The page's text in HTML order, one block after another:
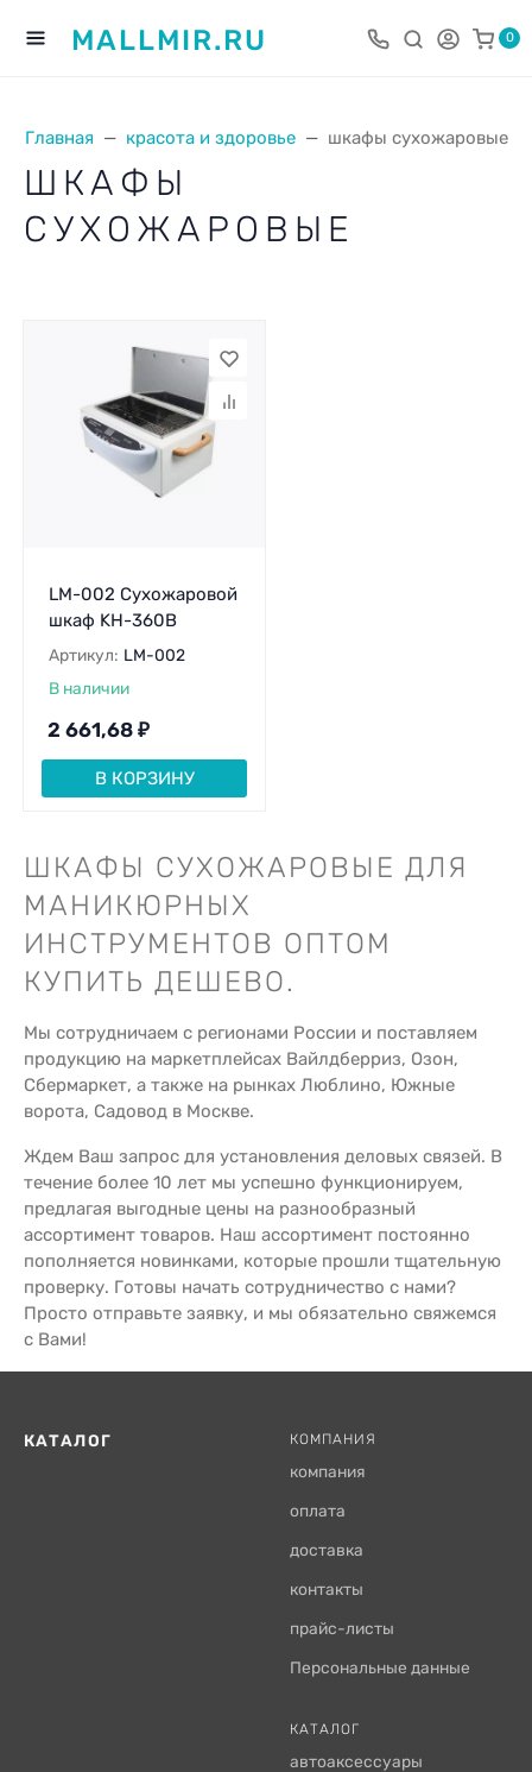
MALLMIR.RU 0
Главная красота и здоровье шкафы сухожаровые
ШКАФЫ
СУХОЖАРОВЫЕ
LM-002 Сухожаровой
шкаф KH-360B
Артикул: LM-002
В наличии
2 661,68 ₽
В КОРЗИНУ
ШКАФЫ СУХОЖАРОВЫЕ ДЛЯ
МАНИКЮРНЫХ
ИНСТРУМЕНТОВ ОПТОМ
КУПИТЬ ДЕШЕВО.
Мы сотрудничаем с регионами России и поставляем
продукцию на маркетплейсах Вайлдберриз, Озон,
Сбермаркет, а также на рынках Люблино, Южные
ворота, Садовод в Москве.
Ждем Ваш запрос для установления деловых связей. В
течение более 10 лет мы успешно функционируем,
предлагая выгодные цены на разнообразный
ассортимент товаров. Наш ассортимент постоянно
пополняется новинками, которые прошли тщательную
проверку. Готовы начать сотрудничество с нами?
Просто отправьте заявку, и мы обязательно свяжемся
с Вами!
КАТАЛОГ КОМПАНИЯ
компания
оплата
доставка
контакты
прайс-листы
Персональные данные
КАТАЛОГ
автоаксессуары